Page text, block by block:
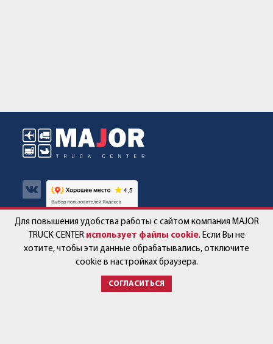
Авто в наличии
Спецпредложения
Контакты
Работа в компании
Новости
Для повышения удобства работы с сайтом компания MAJOR
TRUCK CENTER использует файлы cookie. Если Вы не
хотите, чтобы эти данные обрабатывались, отключите
cookie в настройках браузера.
СОГЛАСИТЬСЯ